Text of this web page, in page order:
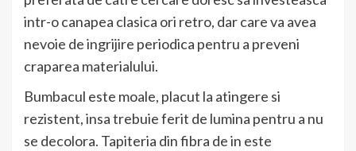
intr-o canapea clasica ori retro, dar care va avea
nevoie de ingrijire periodica pentru a preveni
craparea materialului.
Bumbacul este moale, placut la atingere si
rezistent, insa trebuie ferit de lumina pentru a nu
se decolora. Tapiteria din fibra de in este